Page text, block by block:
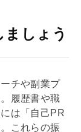
しょう
チや副業プ
履歴書や職
は「自己PR
これらの振